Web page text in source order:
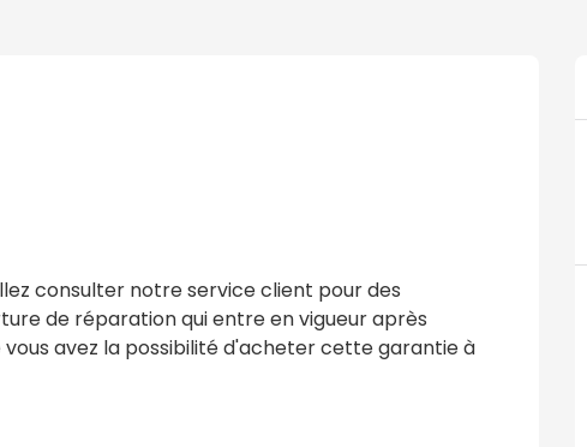
consulter notre service client pour des
de réparation qui entre en vigueur après
avez la possibilité d'acheter cette garantie à